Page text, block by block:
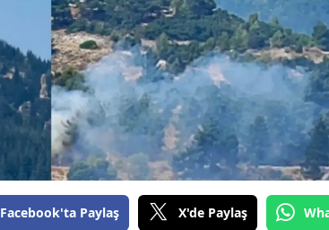
Facebook'ta Paylaş X'de Paylaş